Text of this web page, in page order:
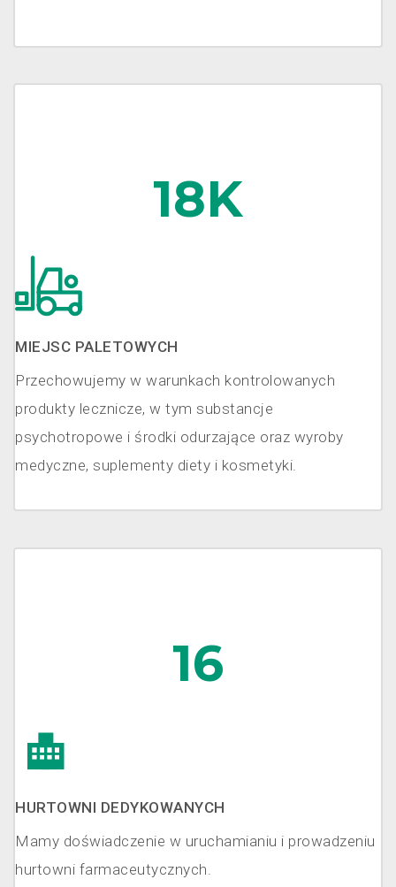
18
MIEJSC PALETOWYCH
Przechowujemy w warunkach kontrolowanych
produkty lecznicze, w tym substancje
psychotropowe i środki odurzające oraz wyroby
medyczne, suplementy diety i kosmetyki.
16
HURTOWNI DEDYKOWANYCH
Mamy doświadczenie w uruchamianiu i prowadzeniu
hurtowni farmaceutycznych.